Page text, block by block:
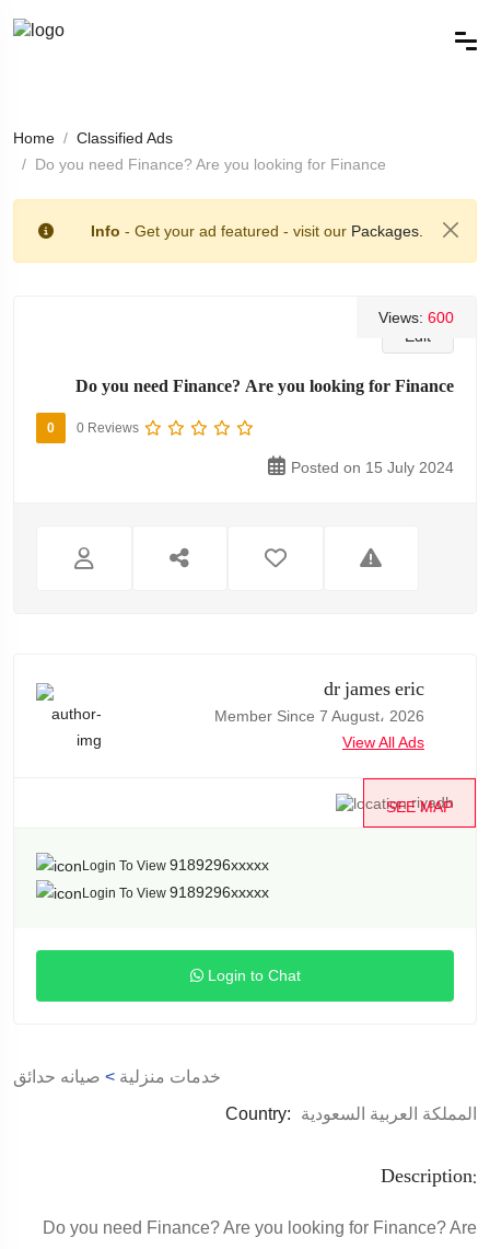
Home
Classified Ads
Do you need Finance? Are you looking for Finance
Info - Get your ad featured - visit our Packages.
Edit
Views: 600
Do you need Finance? Are you looking for Finance
0 0 Reviews
Posted on 15 July 2024
dr james eric
Member Since 7 August، 2026
View All Ads
SEE MAP
riyadh
Login To View 9189296xxxxx
Login To View 9189296xxxxx
Login to Chat
خدمات منزلية > صيانه حدائق
Country:
المملكة العربية السعودية
Description:
Do you need Finance? Are you looking for Finance? Are